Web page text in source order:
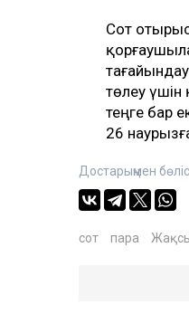
Сот
төлеу үшін
теңге бар
26
Достарыңмен бөліс
сот пара